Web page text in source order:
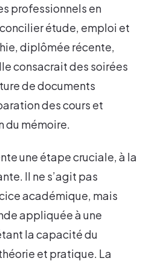
professionnels en
étude, emploi et
diplômée récente,
consacrait des soirées
de documents
des cours et
du mémoire.
une étape cruciale, à la
Il ne s’agit pas
académique, mais
appliquée à une
la capacité du
et pratique. La